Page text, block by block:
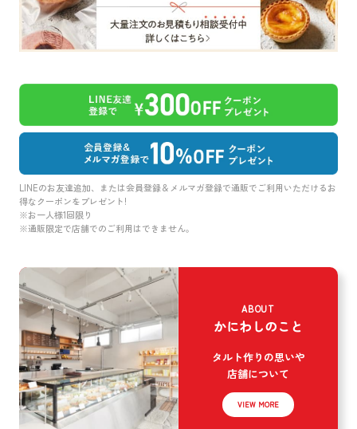
LINEのお友達追加、または会員登録＆メルマガ登録で通販でご利用いただけるお
得なクーポンをプレゼント!
※お一人様1回限り
※通販限定で店舗でのご利用はできません。
ABOUT
かにわしのこと
タルト作りの思いや
店舗について
VIEW MORE